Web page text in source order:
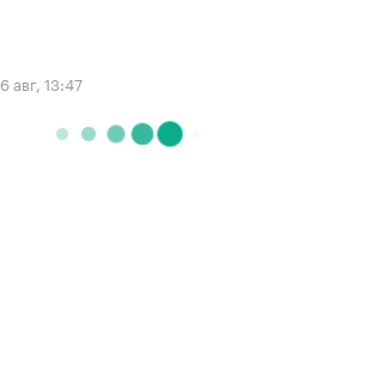
авг, 13:47